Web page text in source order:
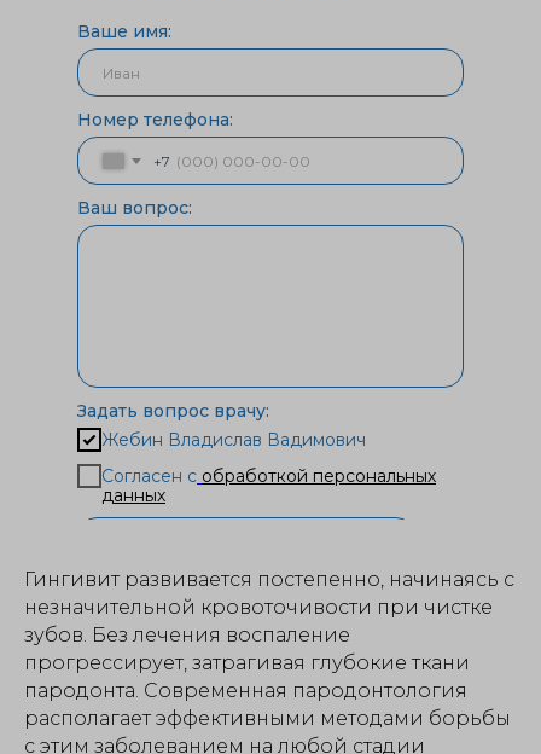
Ваше имя:
Номер телефона:
+7
Ваш вопрос:
Задать вопрос врачу:
Жебин Владислав Вадимович
Согласен с обработкой персональных
данных
Гингивит развивается постепенно, начинаясь с
незначительной кровоточивости при чистке
зубов. Без лечения воспаление
прогрессирует, затрагивая глубокие ткани
пародонта. Современная пародонтология
располагает эффективными методами борьбы
с этим заболеванием на любой стадии